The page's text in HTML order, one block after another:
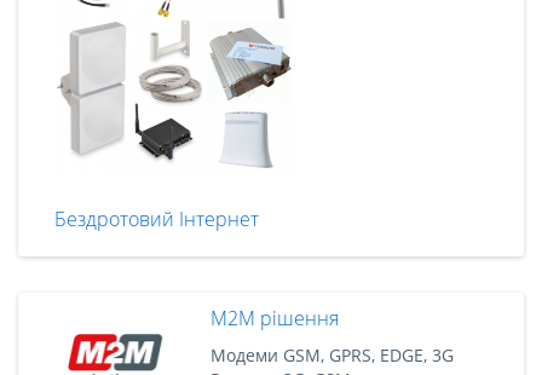
Бездротовий Інтернет
M2M рішення
Модеми GSM, GPRS, EDGE, 3G